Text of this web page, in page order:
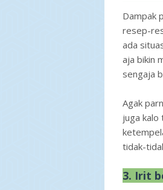
Dampak
resep-
ada
aja bikin
sengaja
Agak
juga kalo
tidak-
3. Irit